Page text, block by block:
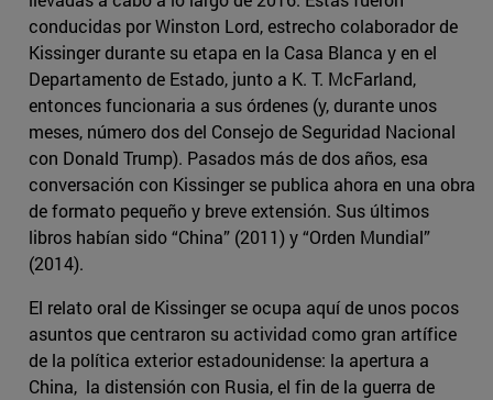
conducidas por Winston Lord, estrecho colaborador de
Kissinger durante su etapa en la Casa Blanca y en el
Departamento de Estado, junto a K. T. McFarland,
entonces funcionaria a sus órdenes (y, durante unos
meses, número dos del Consejo de Seguridad Nacional
con Donald Trump). Pasados más de dos años, esa
conversación con Kissinger se publica ahora en una obra
de formato pequeño y breve extensión. Sus últimos
libros habían sido “China” (2011) y “Orden Mundial”
(2014).
El relato oral de Kissinger se ocupa aquí de unos pocos
asuntos que centraron su actividad como gran artífice
de la política exterior estadounidense: la apertura a
China, la distensión con Rusia, el fin de la guerra de